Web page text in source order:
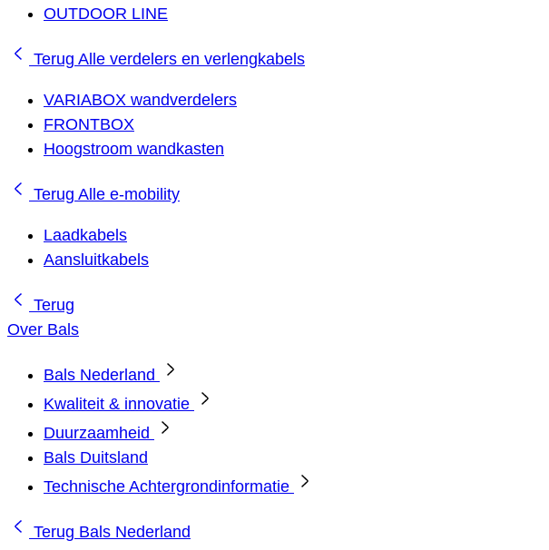
OUTDOOR LINE
Terug Alle verdelers en verlengkabels
VARIABOX wandverdelers
FRONTBOX
Hoogstroom wandkasten
Terug Alle e-mobility
Laadkabels
Aansluitkabels
Terug
Over Bals
Bals Nederland
Kwaliteit & innovatie
Duurzaamheid
Bals Duitsland
Technische Achtergrondinformatie
Terug Bals Nederland